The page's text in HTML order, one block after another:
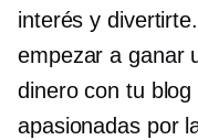
interés y
empezar a ganar
dinero con tu
apasionadas por